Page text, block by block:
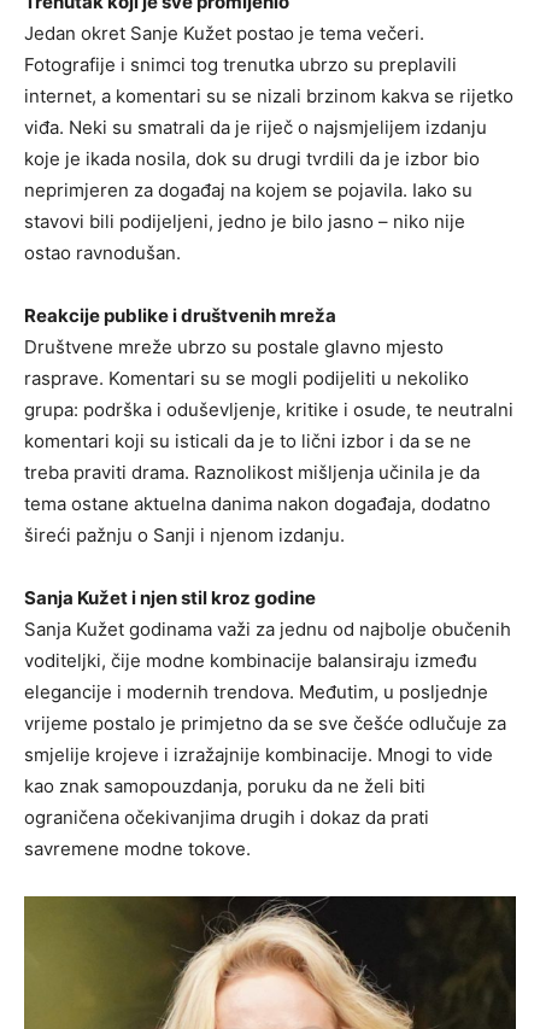
Jedan okret Sanje Kužet postao je tema večeri.
Fotografije i snimci tog trenutka ubrzo su preplavili
internet, a komentari su se nizali brzinom kakva se rijetko
viđa. Neki su smatrali da je riječ o najsmjelijem izdanju
koje je ikada nosila, dok su drugi tvrdili da je izbor bio
neprimjeren za događaj na kojem se pojavila. Iako su
stavovi bili podijeljeni, jedno je bilo jasno – niko nije
ostao ravnodušan.
Reakcije publike i društvenih mreža
Društvene mreže ubrzo su postale glavno mjesto
rasprave. Komentari su se mogli podijeliti u nekoliko
grupa: podrška i oduševljenje, kritike i osude, te neutralni
komentari koji su isticali da je to lični izbor i da se ne
treba praviti drama. Raznolikost mišljenja učinila je da
tema ostane aktuelna danima nakon događaja, dodatno
šireći pažnju o Sanji i njenom izdanju.
Sanja Kužet i njen stil kroz godine
Sanja Kužet godinama važi za jednu od najbolje obučenih
voditeljki, čije modne kombinacije balansiraju između
elegancije i modernih trendova. Međutim, u posljednje
vrijeme postalo je primjetno da se sve češće odlučuje za
smjelije krojeve i izražajnije kombinacije. Mnogi to vide
kao znak samopouzdanja, poruku da ne želi biti
ograničena očekivanjima drugih i dokaz da prati
savremene modne tokove.